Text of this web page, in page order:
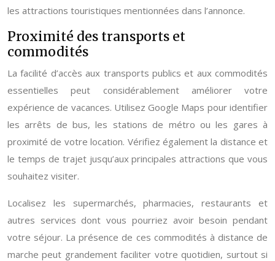
les attractions touristiques mentionnées dans l’annonce.
Proximité des transports et
commodités
La facilité d’accès aux transports publics et aux commodités
essentielles peut considérablement améliorer votre
expérience de vacances. Utilisez Google Maps pour identifier
les arrêts de bus, les stations de métro ou les gares à
proximité de votre location. Vérifiez également la distance et
le temps de trajet jusqu’aux principales attractions que vous
souhaitez visiter.
Localisez les supermarchés, pharmacies, restaurants et
autres services dont vous pourriez avoir besoin pendant
votre séjour. La présence de ces commodités à distance de
marche peut grandement faciliter votre quotidien, surtout si